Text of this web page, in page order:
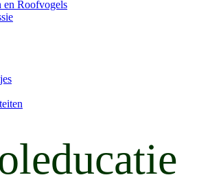
en Roofvogels